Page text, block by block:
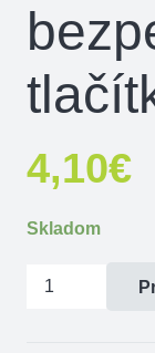
4,10€
Skladom
množstvo